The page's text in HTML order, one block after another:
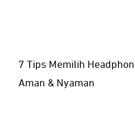
7 Tips Memilih
Aman & Nyaman